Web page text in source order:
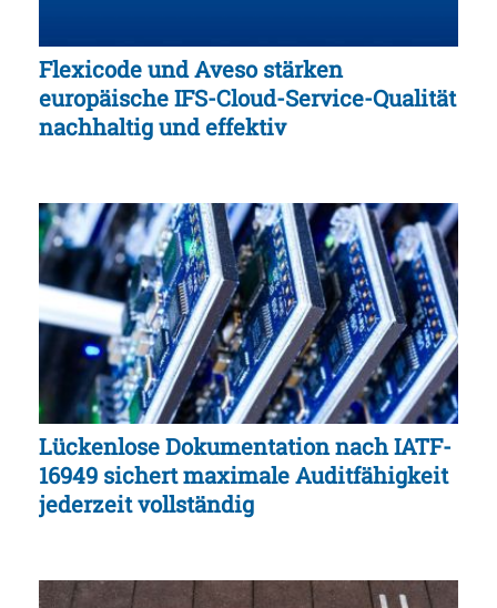
Flexicode und Aveso stärken
europäische IFS-Cloud-Service-Qualität
nachhaltig und effektiv
Lückenlose Dokumentation nach IATF-
16949 sichert maximale Auditfähigkeit
jederzeit vollständig